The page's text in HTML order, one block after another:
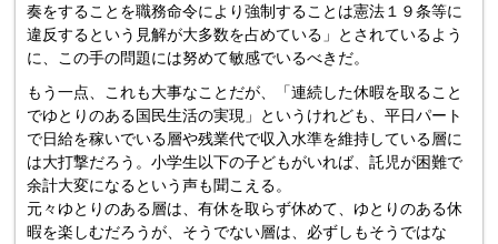
奏をすることを職務命令により強制することは憲法１９条等に
違反するという見解が大多数を占めている」とされているよう
に、この手の問題には努めて敏感でいるべきだ。
もう一点、これも大事なことだが、「連続した休暇を取ること
でゆとりのある国民生活の実現」というけれども、平日パート
で日給を稼いでいる層や残業代で収入水準を維持している層に
は大打撃だろう。小学生以下の子どもがいれば、託児が困難で
余計大変になるという声も聞こえる。
元々ゆとりのある層は、有休を取らず休めて、ゆとりのある休
暇を楽しむだろうが、そうでない層は、必ずしもそうではな